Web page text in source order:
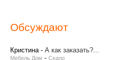
Обсуждают
Кристина- А как заказать?...
Мебель Дом - Седло